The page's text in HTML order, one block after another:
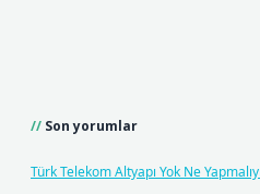
Son yorumlar
Türk Telekom Altyapı Yok Ne